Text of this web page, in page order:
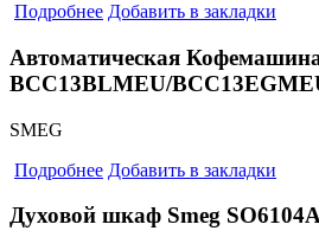
Подробнее Добавить в закладки
Автоматическая
BCC13BLMEU/
SMEG
Подробнее Добавить в закладки
Духовой шкаф Smeg